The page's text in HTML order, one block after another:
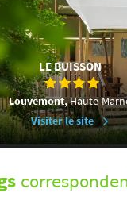
LE BUISSON
Louvemont,Haute-
Visiter le site